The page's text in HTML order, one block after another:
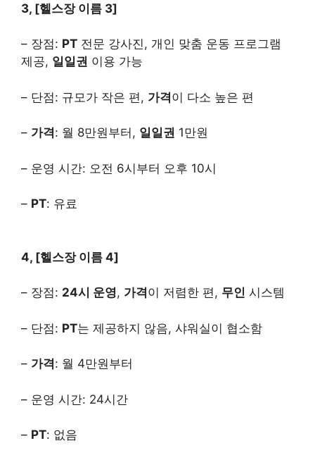
3, [헬스장 이름 3]
– 장점: PT 전문 강사진, 개인 맞춤 운동 프로그램
제공, 일일권 이용 가능
– 단점: 규모가 작은 편, 가격이 다소 높은 편
– 가격: 월 8만원부터, 일일권 1만원
– 운영 시간: 오전 6시부터 오후 10시
– PT: 유료
4, [헬스장 이름 4]
– 장점: 24시 운영, 가격이 저렴한 편, 무인 시스템
– 단점: PT는 제공하지 않음, 샤워실이 협소함
– 가격: 월 4만원부터
– 운영 시간: 24시간
– PT: 없음